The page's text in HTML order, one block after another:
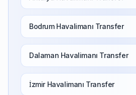
Bodrum Havalimanı Transfer
Dalaman Havalimanı Transfer
İzmir Havalimanı Transfer